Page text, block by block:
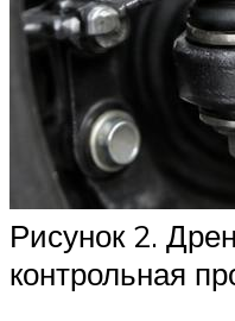
Рисунок 2.
контрольная